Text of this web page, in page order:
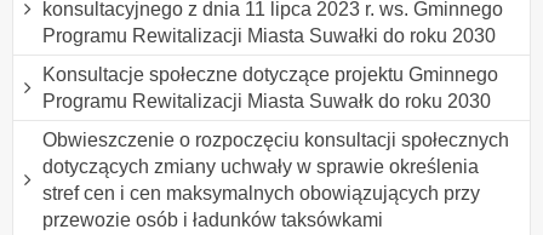
konsultacyjnego z dnia 11 lipca 2023 r. ws. Gminnego
Programu Rewitalizacji Miasta Suwałki do roku 2030
Konsultacje społeczne dotyczące projektu Gminnego
Programu Rewitalizacji Miasta Suwałk do roku 2030
Obwieszczenie o rozpoczęciu konsultacji społecznych
dotyczących zmiany uchwały w sprawie określenia
stref cen i cen maksymalnych obowiązujących przy
przewozie osób i ładunków taksówkami